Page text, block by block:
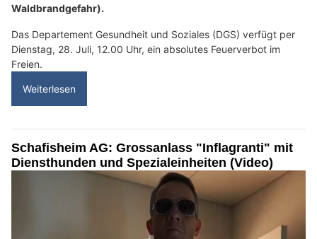
Waldbrandgefahr).
Das Departement Gesundheit und Soziales (DGS) verfügt per
Dienstag, 28. Juli, 12.00 Uhr, ein absolutes Feuerverbot im
Freien.
Weiterlesen
Schafisheim AG: Grossanlass "Inflagranti" mit
Diensthunden und Spezialeinheiten (Video)